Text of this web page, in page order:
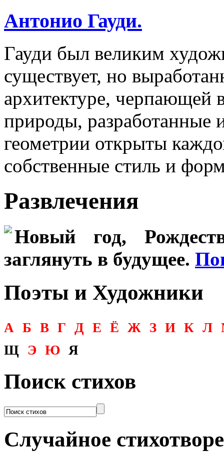
Антонио Гауди.
Гауди был великим
существует, но
архитектуре, черпающей
природы, разработанные
геометрии открыты
собственные стиль и
Развлечения
Новый год,
заглянуть в будущее.
Поэты и Художники
А Б В Г Д Е Ё Ж З И К Л
Щ Э Ю Я
Поиск стихов
Случайное